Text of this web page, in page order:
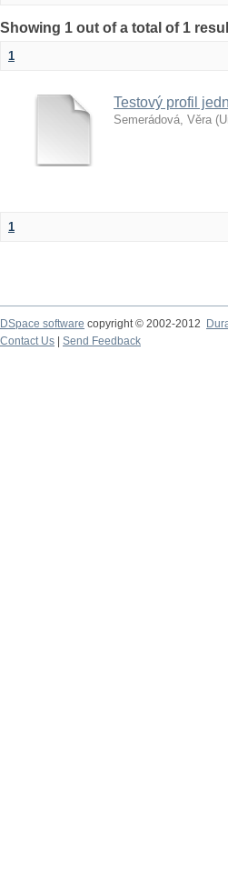
Showing 1 out of a total of 1
1
Testový profil
Semerádová, Věra (
1
DSpace software copyright © 2002-2012
Contact Us
Send Feedback